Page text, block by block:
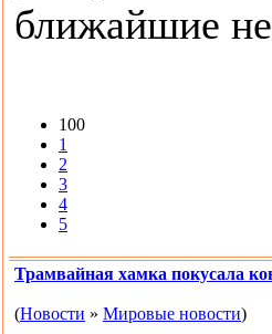
ближайшие
100
1
2
3
4
5
Трамвайная хамка покусала
(Новости » Мировые новости)